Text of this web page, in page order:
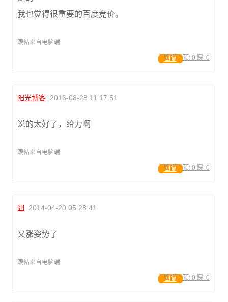
我也觉得很重要的百度竞价。
跟帖来自电脑端
顶: 0 踩: 0
回复
阳光博客 2016-08-28 11:17:51
说的太好了，给力啊
跟帖来自电脑端
顶: 0 踩: 0
回复
囧 2014-04-20 05:28:41
又涨姿势了
跟帖来自电脑端
顶: 0 踩: 0
回复